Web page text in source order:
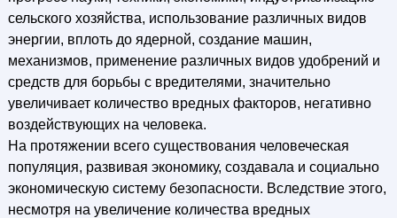
сельского хозяйства, использование различных видов
энергии, вплоть до ядерной, создание машин,
механизмов, применение различных видов удобрений и
средств для борьбы с вредителями, значительно
увеличивает количество вредных факторов, негативно
воздействующих на человека.
На протяжении всего существования человеческая
популяция, развивая экономику, создавала и социально
экономическую систему безопасности. Вследствие этого,
несмотря на увеличение количества вредных